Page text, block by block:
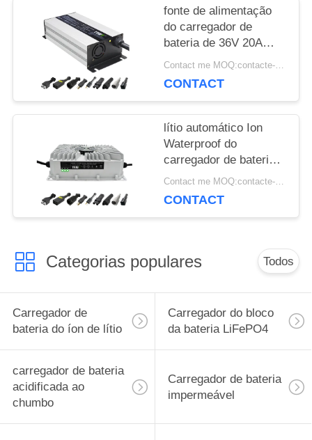
PRIVACY
POLICY
fonte de alimentação
do carregador de
bateria de 36V 20A
Lipo acidificada ao
carrinho de golfe
Contact me MOQ:contacte-me
CONTACT
lítio automático Ion
Waterproof do
carregador de bateria
do carrinho de golfe deContact me MOQ:contacte-me
CONTACT
Categorias populares Todos
Carregador de
bateria do íon de lítio
Carregador do bloco
da bateria LiFePO4
carregador de bateria
acidificada ao
chumbo
Carregador de bateria
impermeável